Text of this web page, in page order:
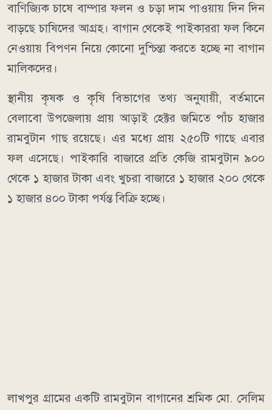
বাণিজ্যিক চাষে বাম্পার ফলন ও চড়া দাম পাওয়ায় দিন দিন
বাড়ছে চাষিদের আগ্রহ। বাগান থেকেই পাইকাররা ফল কিনে
নেওয়ায় বিপণন নিয়ে কোনো দুশ্চিন্তা করতে হচ্ছে না বাগান
মালিকদের।
স্থানীয় কৃষক ও কৃষি বিভাগের তথ্য অনুযায়ী, বর্তমানে
বেলাবো উপজেলায় প্রায় আড়াই হেক্টর জমিতে পাঁচ হাজার
রামবুটান গাছ রয়েছে। এর মধ্যে প্রায় ২৫০টি গাছে এবার
ফল এসেছে। পাইকারি বাজারে প্রতি কেজি রামবুটান ৯০০
থেকে ১ হাজার টাকা এবং খুচরা বাজারে ১ হাজার ২০০ থেকে
১ হাজার ৪০০ টাকা পর্যন্ত বিক্রি হচ্ছে।
লাখপুর গ্রামের একটি রামবুটান বাগানের শ্রমিক মো. সেলিম